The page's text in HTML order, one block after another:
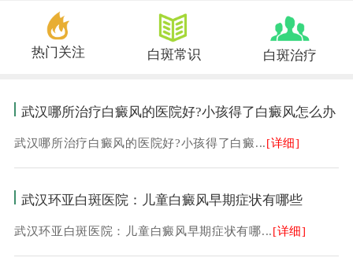
热门关注 白斑常识 白斑治疗
武汉哪所治疗白癜风的医院好?小孩得了白癜风怎么办
武汉哪所治疗白癜风的医院好?小孩得了白癜...[详细]
武汉环亚白斑医院：儿童白癜风早期症状有哪些
武汉环亚白斑医院：儿童白癜风早期症状有哪...[详细]